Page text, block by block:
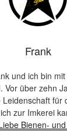
Frank
und ich bin
Vor über zehn
für
zur Imkerei
Bienen-